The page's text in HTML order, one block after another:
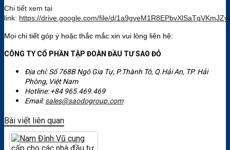
Chi tiết xem tại
link: https://drive.google.com/file/d/
Mọi chi tiết góp ý hoặc thắc mắc xin vui lòng liên hệ:
CÔNG TY CỔ PHẦN TẬP ĐOÀN ĐẦU TƯ SAO ĐỎ
Địa chỉ: Số 768B Ngô Gia Tự, P.Thành Tô, Q.Hải An, TP. Hải
Phòng, Việt Nam
Hotline: +84 965.469.469
Email:sales@saodogroup.com
Bài viết liên quan